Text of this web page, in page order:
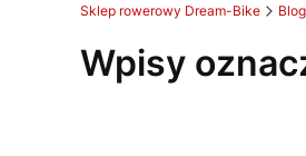
Sklep rowerowy Dream-Bike Blog
Wpisy